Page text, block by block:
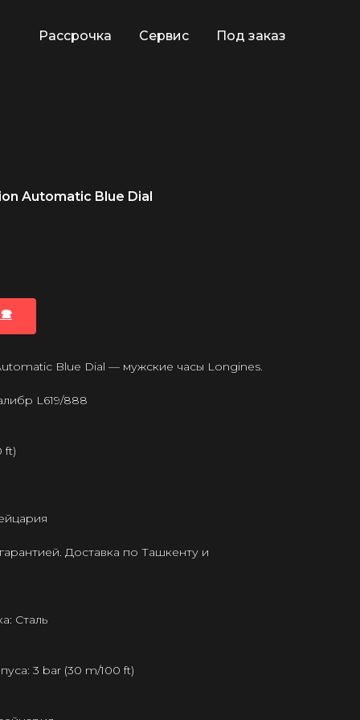
Рассрочка Сервис Под заказ
Automatic Blue Dial
🕿
Blue Dial — мужские часы Longines.
L619/888
ft)
Доставка по Ташкенту и
Сталь
3 bar (30 m/100 ft)